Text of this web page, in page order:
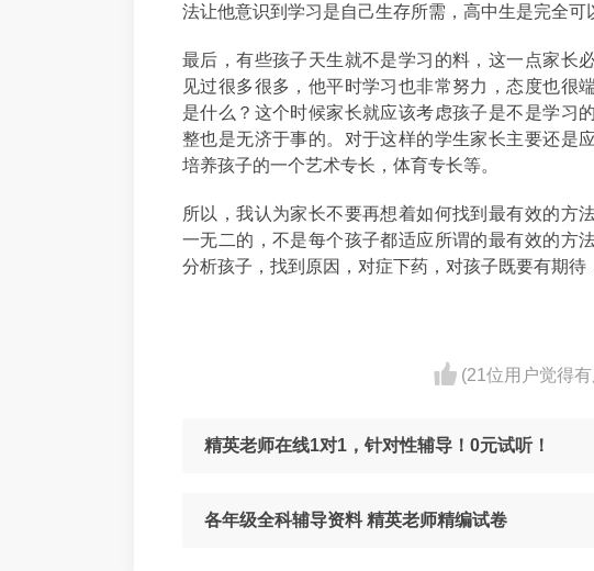
法让他意识到学习是自己生存所需，高中生是完全可
最后，有些孩子天生就不是学习的料，这一点家长
见过很多很多，他平时学习也非常努力，态度也很
是什么？这个时候家长就应该考虑孩子是不是学习
整也是无济于事的。对于这样的学生家长主要还是
培养孩子的一个艺术专长，体育专长等。
所以，我认为家长不要再想着如何找到最有效的方
一无二的，不是每个孩子都适应所谓的最有效的方
分析孩子，找到原因，对症下药，对孩子既要有期待
(21位用户觉得
精英老师在线1对1，针对性辅导！0元试听！
各年级全科辅导资料 精英老师精编试卷